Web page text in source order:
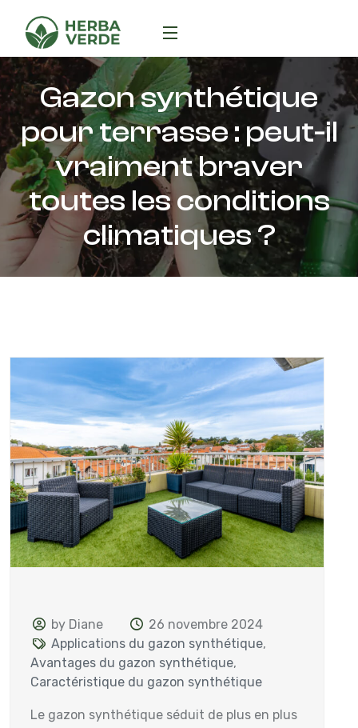
Gazon synthétique
pour terrasse : peut-il
vraiment braver
toutes les conditions
climatiques ?
by Diane
26 novembre 2024
Applications du gazon synthétique,
Avantages du gazon synthétique,
Caractéristique du gazon synthétique
Le gazon synthétique séduit de plus en plus